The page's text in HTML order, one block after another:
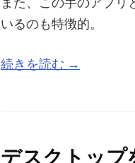
いるのも特徴的。
続きを読む →
デスクトップ